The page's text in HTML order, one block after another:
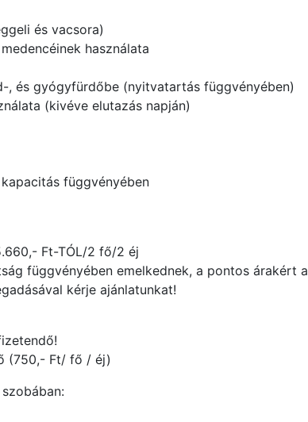
és vacsora)
használata
, és gyógyfürdőbe (nyitvatartás függvényében)
(kivéve elutazás napján)
függvényében
Ft-TÓL/2 fő/2 éj
függvényében emelkednek, a pontos árakért a
kérje ajánlatunkat!
(750,- Ft/ fő / éj)